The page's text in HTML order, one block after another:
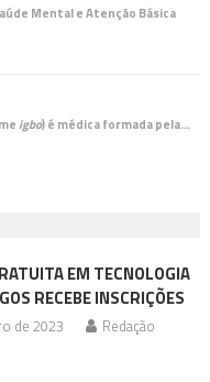
Mental e Atenção Básica
igbo) é médicaformada pela…
EM TECNOLOGIA
RECEBE INSCRIÇÕES
de 2023 Redação